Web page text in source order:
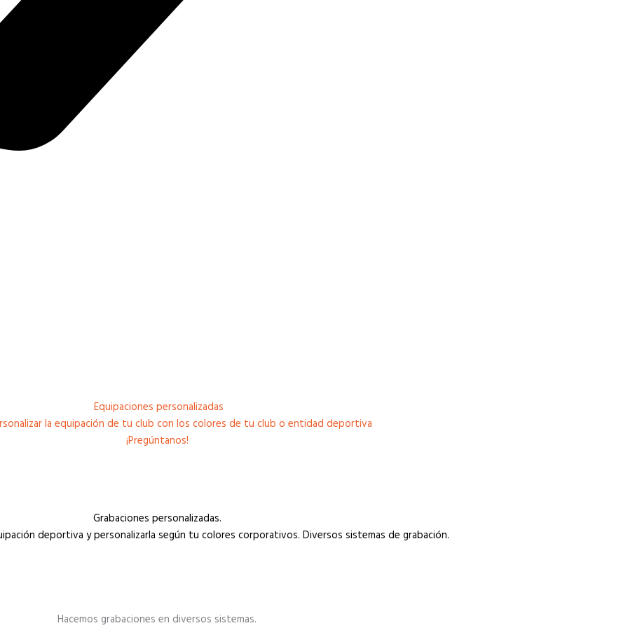
Equipaciones personalizadas
la equipación de tu club con los colores de tu club o entidad deportiva
¡Pregúntanos!
Grabaciones personalizadas.
deportiva y personalizarla según tu colores corporativos. Diversos sistemas de grabación.
Hacemos grabaciones en diversos sistemas.